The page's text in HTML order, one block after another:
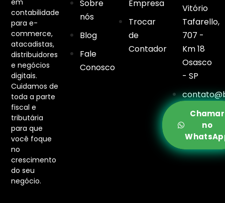
em
contabilidade
para e-
commerce,
atacadistas,
distribuidores
e negócios
digitais.
Cuidamos de
toda a parte
fiscal e
tributária
para que
você foque
no
crescimento
do seu
negócio.
Sobre
nós
Blog
Fale
Conosco
Empresa
Trocar
de
Contador
Vitório
Tafarello,
707 -
Km 18
Osasco
- SP
Chamar
no